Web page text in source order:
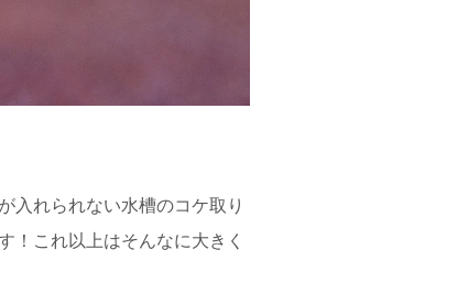
入れられない水槽のコケ取り
！これ以上はそんなに大きく